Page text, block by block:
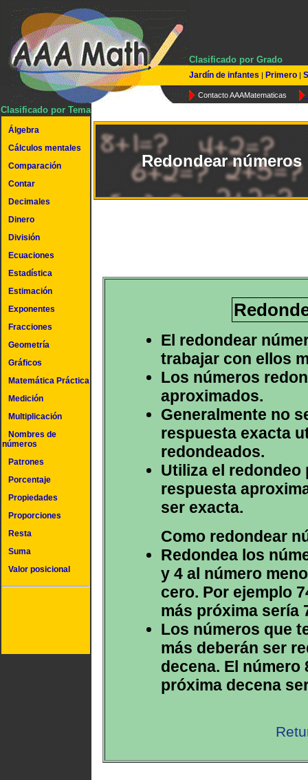
Clasificado por Grado
Jardín de infantes | Primero |
Contacto AAAMatematicas
Clasificado por Tema
Álgebra
Cálculos mentales
Comparación
Contar
Decimales
Dinero
División
Ecuaciones
Estadística
Estimación
Exponentes
Fracciones
Geometría
Gráficos
Matemática Práctica
Medición
Multiplicación
Nombres de
números
Patrones
Porcentaje
Propiedades
Proporciones
Resta
Suma
Valor posicional
Redondear números
El redondear
trabajar con ellos
Los números
aproximados.
Generalmente no
respuesta exacta
redondeados.
Utiliza el redondeo
respuesta
ser exacta.
Como redondear
Redondea los
y 4 al número
cero. Por ejemplo
más próxima sería
Los números que
más deberán ser
decena. El número
próxima decena